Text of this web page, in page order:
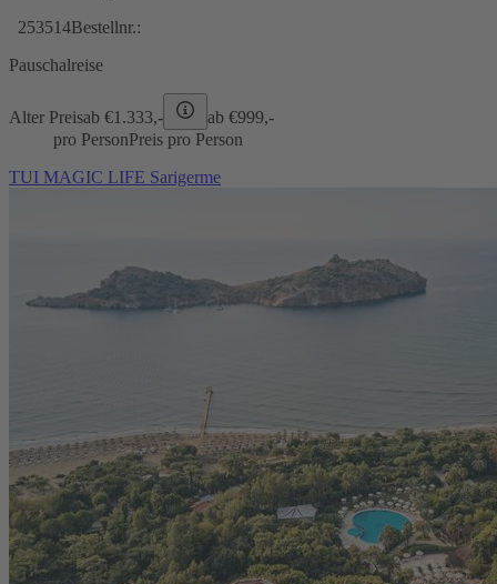
253514Bestellnr.:
Pauschalreise
Alter Preisab €1.333,- ab €999,-
pro PersonPreis pro Person
TUI MAGIC LIFE Sarigerme